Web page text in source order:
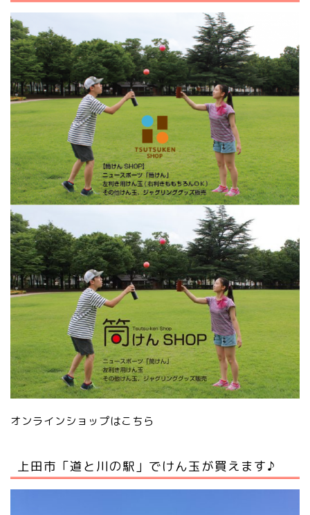
オンラインショップはこちら
上田市「道と川の駅」でけん玉が買えます♪